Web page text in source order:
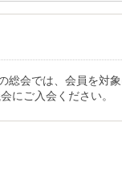
会では、会員を対
にご入会ください。